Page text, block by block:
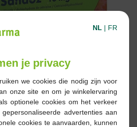
NL | FR
je privacy
we cookies die nodig zijn voor
onze site en om je winkelervaring
optionele cookies om het verkeer
advertenties aan
cookies te aanvaarden, kunnen